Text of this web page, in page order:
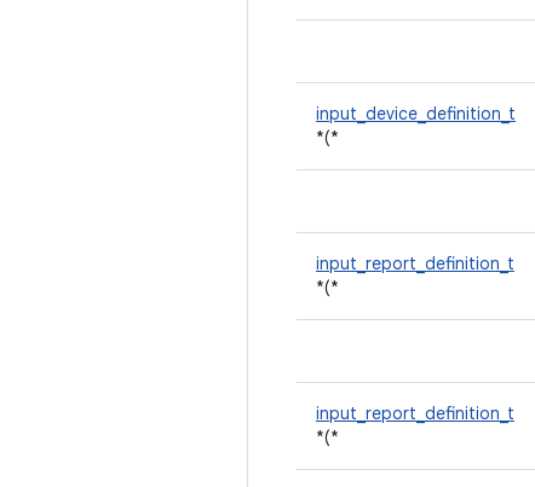
input_device_definition_t
*(*
input_report_definition_t
*(*
input_report_definition_t
*(*